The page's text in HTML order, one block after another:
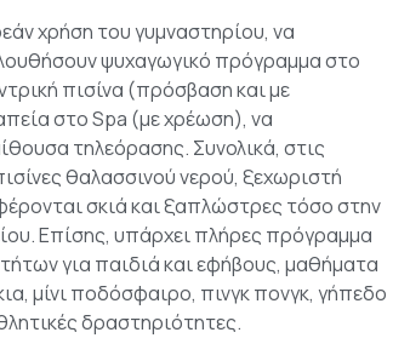
χρήση του γυμναστηρίου, να
ψυχαγωγικό πρόγραμμα στο
πισίνα (πρόσβαση και με
στο Spa (με χρέωση), να
τηλεόρασης. Συνολικά, στις
θαλασσινού νερού, ξεχωριστή
σκιά και ξαπλώστρες τόσο στην
Επίσης, υπάρχει πλήρες πρόγραμμα
για παιδιά και εφήβους, μαθήματα
μίνι ποδόσφαιρο, πινγκ πονγκ, γήπεδο
δραστηριότητες.